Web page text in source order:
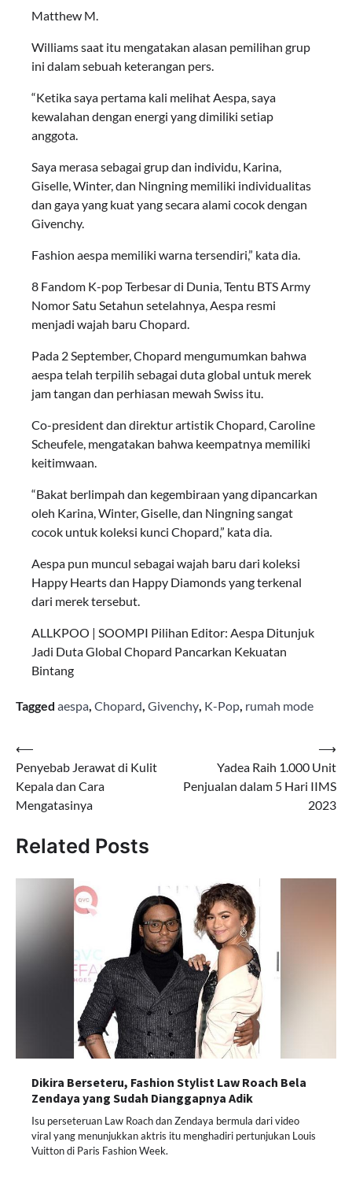
Matthew M.
Williams saat itu mengatakan alasan pemilihan grup
ini dalam sebuah keterangan pers.
“Ketika saya pertama kali melihat Aespa, saya
kewalahan dengan energi yang dimiliki setiap
anggota.
Saya merasa sebagai grup dan individu, Karina,
Giselle, Winter, dan Ningning memiliki individualitas
dan gaya yang kuat yang secara alami cocok dengan
Givenchy.
Fashion aespa memiliki warna tersendiri,” kata dia.
8 Fandom K-pop Terbesar di Dunia, Tentu BTS Army
Nomor Satu Setahun setelahnya, Aespa resmi
menjadi wajah baru Chopard.
Pada 2 September, Chopard mengumumkan bahwa
aespa telah terpilih sebagai duta global untuk merek
jam tangan dan perhiasan mewah Swiss itu.
Co-president dan direktur artistik Chopard, Caroline
Scheufele, mengatakan bahwa keempatnya memiliki
keitimwaan.
“Bakat berlimpah dan kegembiraan yang dipancarkan
oleh Karina, Winter, Giselle, dan Ningning sangat
cocok untuk koleksi kunci Chopard,” kata dia.
Aespa pun muncul sebagai wajah baru dari koleksi
Happy Hearts dan Happy Diamonds yang terkenal
dari merek tersebut.
ALLKPOO | SOOMPI Pilihan Editor: Aespa Ditunjuk
Jadi Duta Global Chopard Pancarkan Kekuatan
Bintang
Tagged aespa, Chopard, Givenchy, K-Pop, rumah mode
Navigasi
pos
⟵
Penyebab Jerawat di Kulit
Kepala dan Cara
Mengatasinya
Yadea Raih 1.000 Unit
Penjualan dalam 5 Hari IIMS
2023
⟶
Related Posts
Dikira Berseteru, Fashion Stylist Law Roach Bela
Zendaya yang Sudah Dianggapnya Adik
Isu perseteruan Law Roach dan Zendaya bermula dari video
viral yang menunjukkan aktris itu menghadiri pertunjukan Louis
Vuitton di Paris Fashion Week.